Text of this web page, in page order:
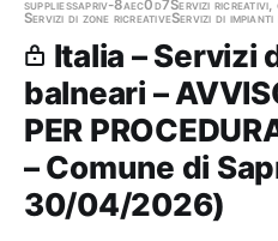
DEI LAVORI DI
suppliessapriv-8aec0d7Servizi
Servizi di zone ricreativeServizi di
Italia – Servizi
balneari –
PER
– Comune di
30/04/2026)